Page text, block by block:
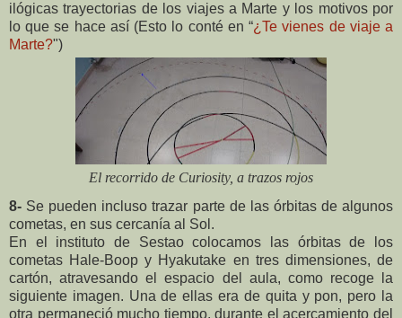
ilógicas trayectorias de los viajes a Marte y los motivos por
lo que se hace así (Esto lo conté en “¿Te vienes de viaje a
Marte?")
El recorrido de Curiosity, a trazos rojos
8- Se pueden incluso trazar parte de las órbitas de algunos
cometas, en sus cercanía al Sol.
En el instituto de Sestao colocamos las órbitas de los
cometas Hale-Boop y Hyakutake en tres dimensiones, de
cartón, atravesando el espacio del aula, como recoge la
siguiente imagen. Una de ellas era de quita y pon, pero la
otra permaneció mucho tiempo, durante el acercamiento del